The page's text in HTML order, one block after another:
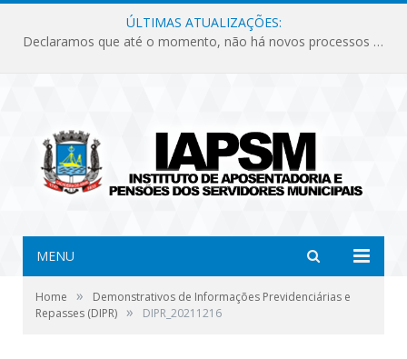
ÚLTIMAS ATUALIZAÇÕES:
Declaramos que até o momento, não há novos processos licitatórios para o Instituto de Previdência no ano de 2026.
MENU
Home »
Demonstrativos de Informações Previdenciárias e
Repasses (DIPR) » DIPR_20211216